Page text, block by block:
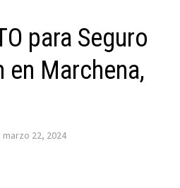
para Seguro
en Marchena,
marzo 22, 2024